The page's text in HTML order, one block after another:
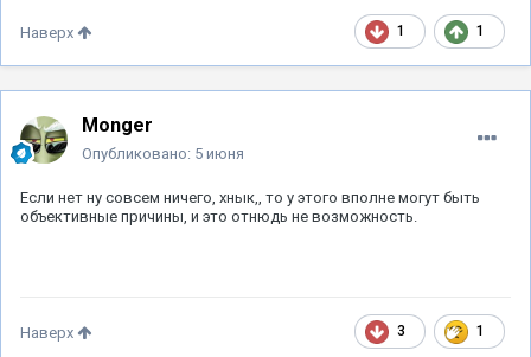
1 1
Наверх
Monger
Опубликовано: 5 июня
Если нет ну совсем ничего, хнык,, то у этого вполне могут быть
объективные причины, и это отнюдь не возможность.
3 1
Наверх